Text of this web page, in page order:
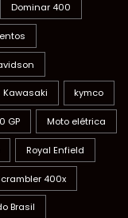
Dominar 400
Kawasaki kymco
GP Moto elétrica
Royal Enfield
400x
Brasil